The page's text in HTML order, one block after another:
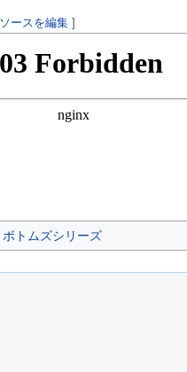
ソースを編集 ]
ボトムズシリーズ